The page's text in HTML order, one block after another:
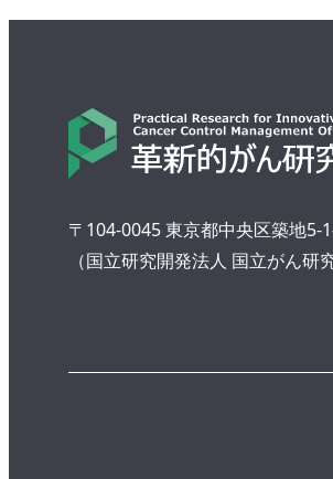
〒104-0045 東京都中央区築地5-
（国立研究開発法人 国立がん研